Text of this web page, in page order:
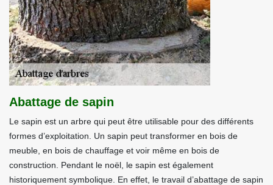
Abattage de sapin
Le sapin est un arbre qui peut être utilisable pour des différents
formes d’exploitation. Un sapin peut transformer en bois de
meuble, en bois de chauffage et voir même en bois de
construction. Pendant le noël, le sapin est également
historiquement symbolique. En effet, le travail d’abattage de sapin